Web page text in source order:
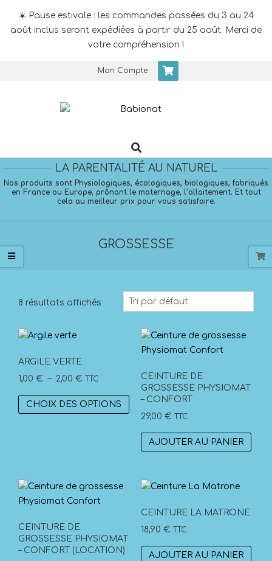
☀️ Pause estivale : les commandes passées du 3 au 24
août inclus seront expédiées à partir du 25 août. Merci de
votre compréhension !
Mon Compte
Navigation
Search
LA PARENTALITÉ AU NATUREL
Nos produits sont Physiologiques, écologiques, biologiques, fabriqués
en France ou Europe, prônant le maternage, l’allaitement. Et tout
cela au meilleur prix pour vous satisfaire.
GROSSESSE
8 résultats affichés
ARGILE VERTE
1,00 € – 2,00 € Plage
prix :
TTC
CHOIX DES OPTIONS
Ce
produit
plusieurs
options
être
choisies
CEINTURE DE
GROSSESSE PHYSIOMAT
– CONFORT
29,00 € TTC
AJOUTER AU PANIER
CEINTURE DE
GROSSESSE PHYSIOMAT
– CONFORT (LOCATION)
CEINTURE LA MATRONE
18,90 € TTC
AJOUTER AU PANIER